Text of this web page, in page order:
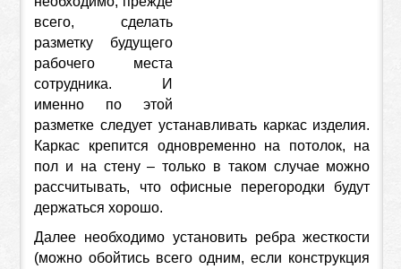
всего, сделать
разметку будущего
рабочего места
сотрудника. И
именно по этой
разметке следует устанавливать каркас изделия.
Каркас крепится одновременно на потолок, на
пол и на стену – только в таком случае можно
рассчитывать, что офисные перегородки будут
держаться хорошо.
Далее необходимо установить ребра жесткости
(можно обойтись всего одним, если конструкция